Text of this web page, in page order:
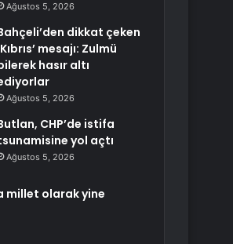
Ağustos 5, 2026
dikkat çeken
mesajı: Zulmü
hasır altı
Ağustos 5, 2026
CHP’de istifa
yol açtı
Ağustos 5, 2026
millet olarak yine